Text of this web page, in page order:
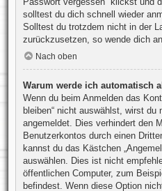
solltest du dich schnell wieder
Solltest du trotzdem nicht in der
zurückzusetzen, so wende dich
Nach oben
Warum werde ich automatisch
Wenn du beim Anmelden das
bleiben“ nicht auswählst, wirst du
angemeldet. Dies verhindert den
Benutzerkontos durch einen
kannst du das Kästchen
auswählen. Dies ist nicht
öffentlichen Computer, zum
befindest. Wenn diese Option